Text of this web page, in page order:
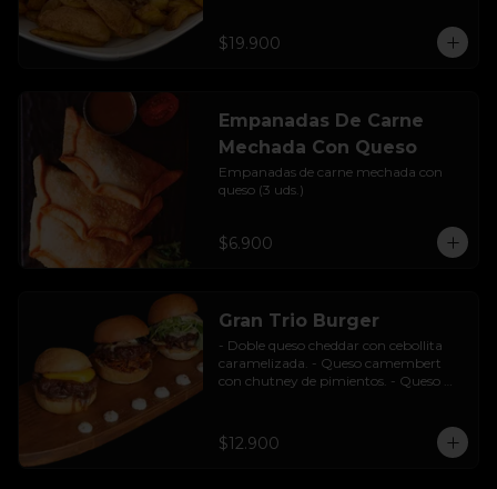
$19.900
Empanadas De Carne
Mechada Con Queso
Empanadas de carne mechada con
queso (3 uds.)
$6.900
Gran Trio Burger
- Doble queso cheddar con cebollita
caramelizada. - Queso camembert
con chutney de pimientos. - Queso
$12.900